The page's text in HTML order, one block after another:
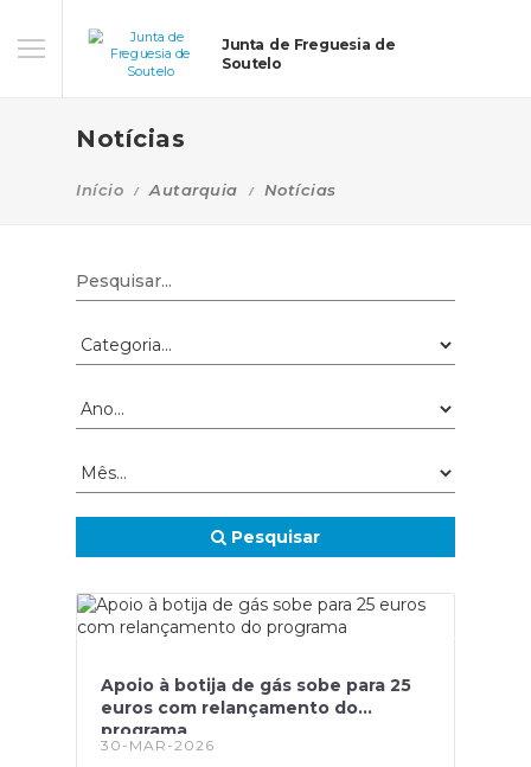
Junta de Freguesia de
Soutelo
Notícias
Início Autarquia Notícias
Pesquisar
Apoio à botija de gás sobe para 25
euros com relançamento do
programa
30-MAR-2026